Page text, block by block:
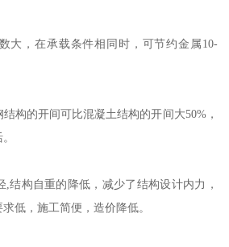
大，在承载条件相同时，可节约金属10-
构的开间可比混凝土结构的开间大50%，
结构自重的降低，减少了结构设计内力，
低，施工简便，造价降低。